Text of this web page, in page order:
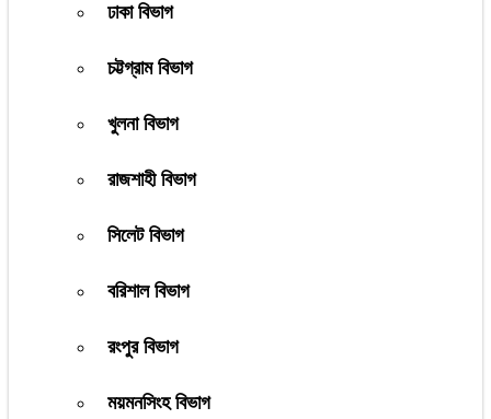
ঢাকা বিভাগ
চট্টগ্রাম বিভাগ
খুলনা বিভাগ
রাজশাহী বিভাগ
সিলেট বিভাগ
বরিশাল বিভাগ
রংপুর বিভাগ
ময়মনসিংহ বিভাগ